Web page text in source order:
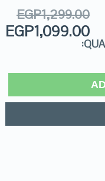
EGP1,299.00
EGP1,099.00